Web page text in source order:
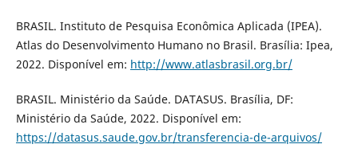
BRASIL. Instituto de Pesquisa Econômica Aplicada (IPEA).
Atlas do Desenvolvimento Humano no Brasil. Brasília: Ipea,
2022. Disponível em: http://www.atlasbrasil.org.br/
BRASIL. Ministério da Saúde. DATASUS. Brasília, DF:
Ministério da Saúde, 2022. Disponível em:
https://datasus.saude.gov.br/transferencia-de-arquivos/